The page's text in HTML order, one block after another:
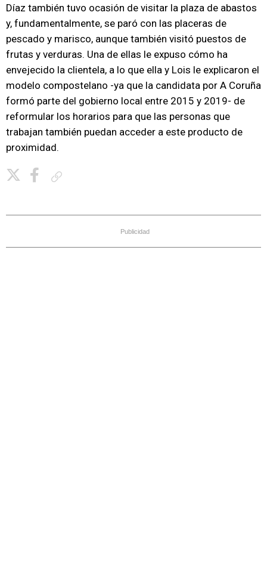
Díaz también tuvo ocasión de visitar la plaza de abastos
y, fundamentalmente, se paró con las placeras de
pescado y marisco, aunque también visitó puestos de
frutas y verduras. Una de ellas le expuso cómo ha
envejecido la clientela, a lo que ella y Lois le explicaron el
modelo compostelano -ya que la candidata por A Coruña
formó parte del gobierno local entre 2015 y 2019- de
reformular los horarios para que las personas que
trabajan también puedan acceder a este producto de
proximidad.
Publicidad